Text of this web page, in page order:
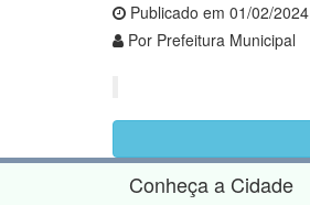
Publicado em 01/02/2024
Por Prefeitura Municipal
Conheça a Cidade